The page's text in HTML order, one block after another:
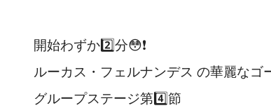
開始わずか2️⃣分😳❗️
ルーカス・フェルナンデス の華麗なゴ
グループステージ第4️⃣節